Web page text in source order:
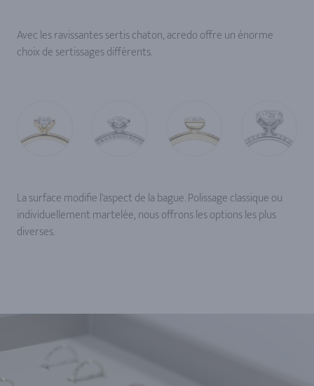
Avec les ravissantes sertis chaton, acredo offre un énorme
choix de sertissages différents.
La surface modifie l'aspect de la bague. Polissage classique ou
individuellement martelée, nous offrons les options les plus
diverses.